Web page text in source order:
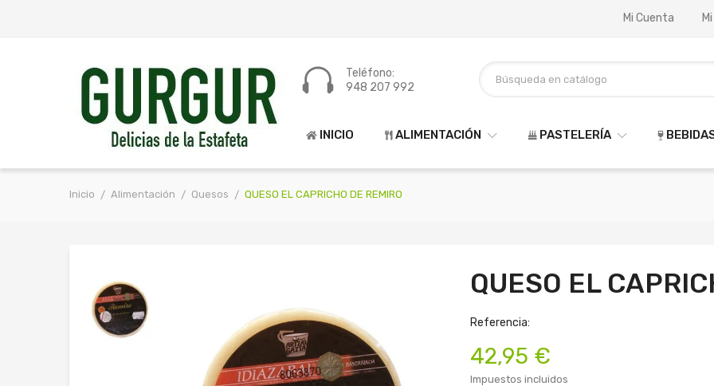
Mi Cuenta
Teléfono:
948 207 992
INICIO ALIMENTACIÓN PASTELERÍA
Inicio Alimentación Quesos QUESO EL CAPRICHO DE REMIRO
QUESO EL
Referencia:
42,95 €
Impuestos incluidos